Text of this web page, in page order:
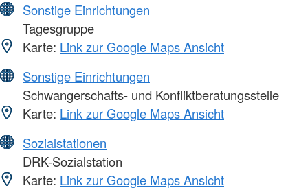
Sonstige Einrichtungen
Tagesgruppe
Karte: Link zur Google Maps Ansicht
Sonstige Einrichtungen
Schwangerschafts- und Konfliktberatungsstelle
Karte: Link zur Google Maps Ansicht
Sozialstationen
DRK-Sozialstation
Karte: Link zur Google Maps Ansicht